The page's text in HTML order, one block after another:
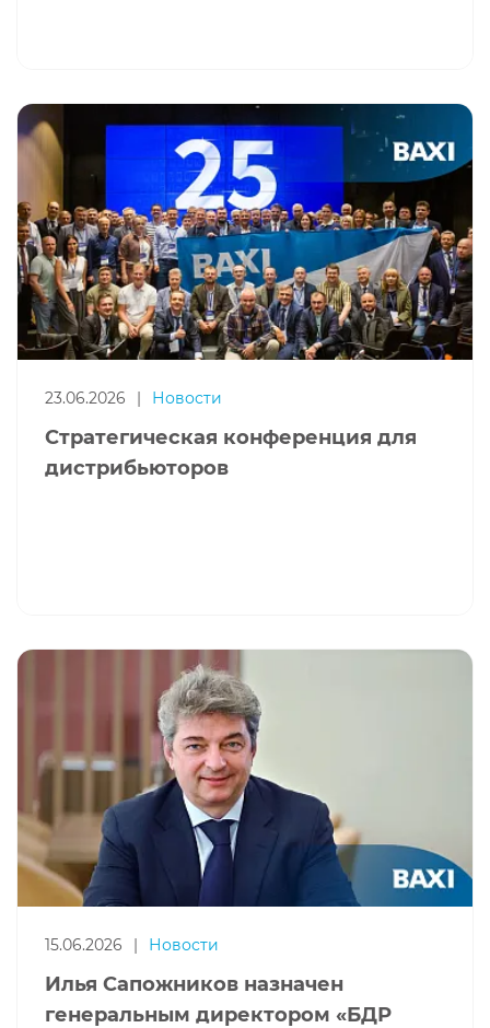
23.06.2026 Новости
Стратегическая конференция для
дистрибьюторов
15.06.2026 | Новости
Илья Сапожников назначен
генеральным директором «БДР